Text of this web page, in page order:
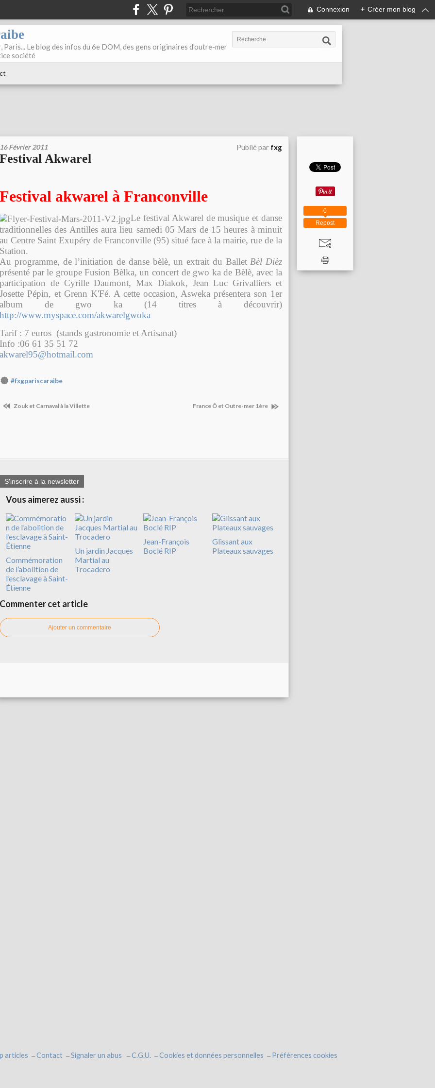
Connexion + Créer mon blog
Paris... Le blog des infos du 6e DOM, des gens originaires d'outre-mer
société
16 Février 2011 Publié par fxg
Festival Akwarel
Festival akwarel à Franconville
Le festival Akwarel de musique et danse
traditionnelles des Antilles aura lieu samedi 05 Mars de 15 heures à minuit
au Centre Saint Exupéry de Franconville (95) situé face à la mairie, rue de la
Station.
Au programme, de l’initiation de danse bèlè, un extrait du Ballet Bèl Dièz
présenté par le groupe Fusion Bèlka, un concert de gwo ka de Bèlè, avec la
participation de Cyrille Daumont, Max Diakok, Jean Luc Grivalliers et
Josette Pépin, et Grenn K'Fé. A cette occasion, Asweka pré­sentera son 1er
album de gwo ka (14 titres à dé­cou­vrir)
http://www.myspace.com/akwarelgwoka
Tarif : 7 euros (stands gastronomie et Artisanat)
Info :06 61 35 51 72
akwarel95@hotmail.com
#fxgpariscaraibe
Zouk et Carnaval à la Villette France Ô et Outre-mer 1ère
S'inscrire à la newsletter
Vous aimerez aussi :
Commémoration
de l’abolition de
l’esclavage à Saint-
Étienne
Un jardin Jacques
Martial au
Trocadero
Jean-François
Boclé RIP
Glissant aux
Plateaux sauvages
Commenter cet article
Ajouter un commentaire
Repost
0
articles Contact Signaler un abus C.G.U. Cookies et données personnelles Préférences cookies